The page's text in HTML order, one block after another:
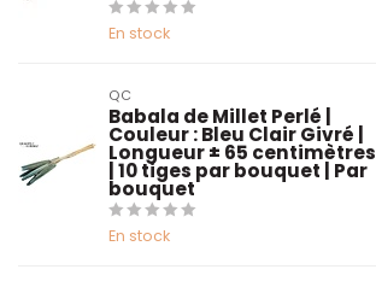
En stock
QC
Babala de Millet Perlé |
Couleur : Bleu Clair Givré |
Longueur ± 65 centimètres
| 10 tiges par bouquet | Par
bouquet
En stock